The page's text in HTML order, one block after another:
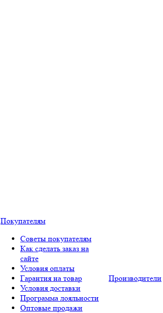
Покупателям
Советы покупателям
Как сделать заказ на
сайте
Условия оплаты
Гарантия на товар
Условия доставки
Программа лояльности
Оптовые продажи
Производители